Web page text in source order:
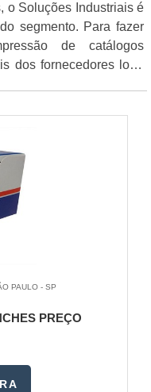
o Soluções Industriais é
segmento. Para fazer
de catálogos
dos fornecedores logo
PAULO - SP
PREÇO